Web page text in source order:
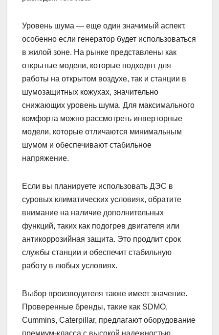
Уровень шума — еще один значимый аспект,
особенно если генератор будет использоваться
в жилой зоне. На рынке представлены как
открытые модели, которые подходят для
работы на открытом воздухе, так и станции в
шумозащитных кожухах, значительно
снижающих уровень шума. Для максимального
комфорта можно рассмотреть инверторные
модели, которые отличаются минимальным
шумом и обеспечивают стабильное
напряжение.
Если вы планируете использовать ДЭС в
суровых климатических условиях, обратите
внимание на наличие дополнительных
функций, таких как подогрев двигателя или
антикоррозийная защита. Это продлит срок
службы станции и обеспечит стабильную
работу в любых условиях.
Выбор производителя также имеет значение.
Проверенные бренды, такие как SDMO,
Cummins, Caterpillar, предлагают оборудование
премиум-класса с высокой надежностью.